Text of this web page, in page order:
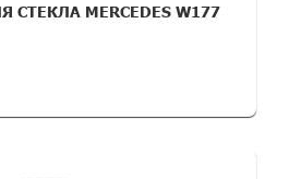
MERCEDES W177